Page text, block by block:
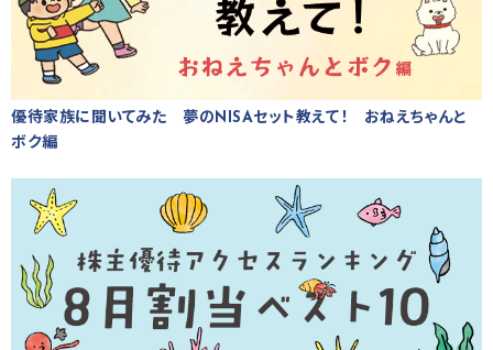
優待家族に聞いてみた 夢のNISAセット教えて！ おねえちゃんと
ボク編